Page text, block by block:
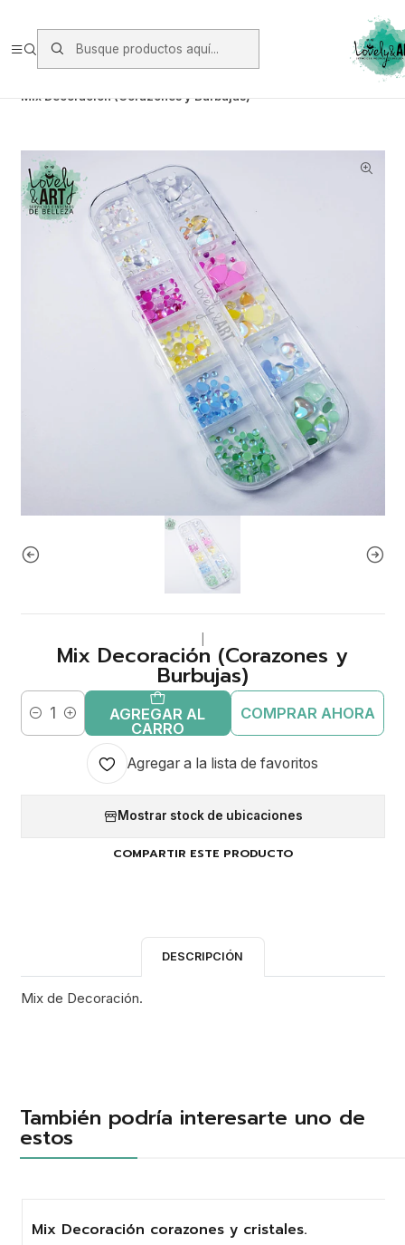
https://www.starken.cl/
Mix Decoración (Corazones y Burbujas)
Mix Decoración (Corazones y
Burbujas)
Cantidad
AGREGAR AL
CARRO
COMPRAR AHORA
Agregar a la lista de favoritos
Mostrar stock de ubicaciones
COMPARTIR ESTE PRODUCTO
DESCRIPCIÓN
Mix de Decoración.
También podría interesarte uno de
estos
Mix Decoración corazones y cristales.